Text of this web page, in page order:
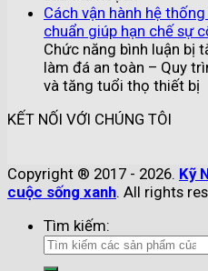
Cách vận hành hệ
chuẩn giúp hạn chế sự
Chức năng bình luận bị
làm đá an toàn – Quy
và tăng tuổi thọ thiết bị
KẾT NỐI VỚI CHÚNG TÔI
Copyright ® 2017 - 2026. Kỹ
cuộc sống xanh. All rights
Tìm kiếm: